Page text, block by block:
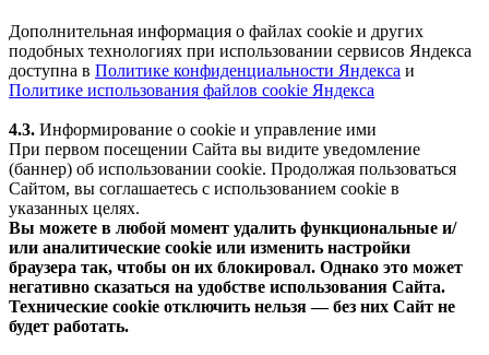
Дополнительная информация о файлах cookie и других
подобных технологиях при использовании сервисов Яндекса
доступна в Политике конфиденциальности Яндекса и
Политике использования файлов cookie Яндекса
4.3. Информирование о cookie и управление ими
При первом посещении Сайта вы видите уведомление
(баннер) об использовании cookie. Продолжая пользоваться
Сайтом, вы соглашаетесь с использованием cookie в
указанных целях.
Вы можете в любой момент удалить функциональные и/
или аналитические cookie или изменить настройки
браузера так, чтобы он их блокировал. Однако это может
негативно сказаться на удобстве использования Сайта.
Технические cookie отключить нельзя — без них Сайт не
будет работать.